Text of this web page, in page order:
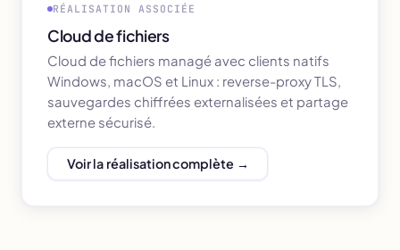
RÉALISATION ASSOCIÉE
Cloud de fichiers
Cloud de fichiers managé avec clients natifs
Windows, macOS et Linux : reverse-proxy TLS,
sauvegardes chiffrées externalisées et partage
externe sécurisé.
Voir la réalisation complète →